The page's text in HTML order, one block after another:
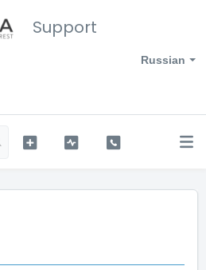
Support
Russian